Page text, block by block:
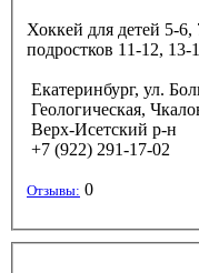
Хоккей для детей 5-6,
подростков 11-12, 13-
Екатеринбург, ул.
Геологическая,
Верх-Исетский р-н
+7 (922) 291-17-02
Отзывы: 0